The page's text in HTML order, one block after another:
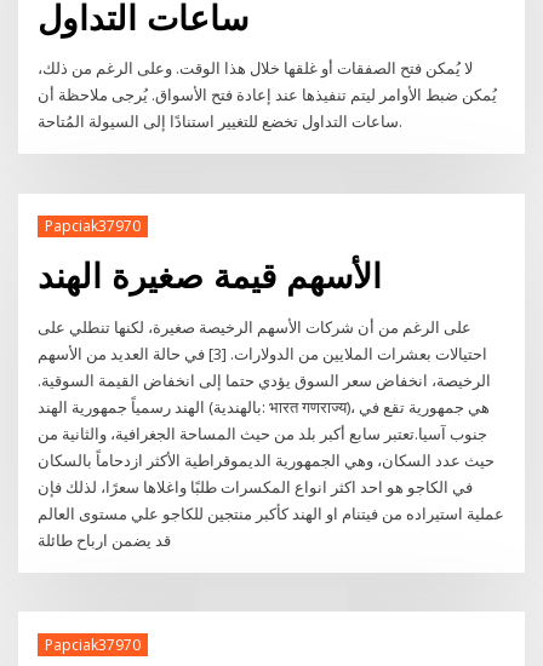
ساعات التداول
لا يُمكن فتح الصفقات أو غلقها خلال هذا الوقت. وعلى الرغم من ذلك،
يُمكن ضبط الأوامر ليتم تنفيذها عند إعادة فتح الأسواق. يُرجى ملاحظة أن
ساعات التداول تخضع للتغيير استنادًا إلى السيولة المُتاحة.
Papciak37970
الأسهم قيمة صغيرة الهند
على الرغم من أن شركات الأسهم الرخيصة صغيرة، لكنها تنطلي على
احتيالات بعشرات الملايين من الدولارات. [3] في حالة العديد من الأسهم
الرخيصة، انخفاض سعر السوق يؤدي حتما إلى انخفاض القيمة السوقية.
الهند رسمياً جمهورية الهند (بالهندية: भारत गणराज्य)، هي جمهورية تقع في
جنوب آسيا.تعتبر سابع أكبر بلد من حيث المساحة الجغرافية، والثانية من
حيث عدد السكان، وهي الجمهورية الديموقراطية الأكثر ازدحاماً بالسكان
في الكاجو هو احد اكثر انواع المكسرات طلبًا واغلاها سعرًا، لذلك فإن
عملية استيراده من فيتنام او الهند كأكبر منتجين للكاجو علي مستوى العالم
قد يضمن ارباح طائلة
Papciak37970